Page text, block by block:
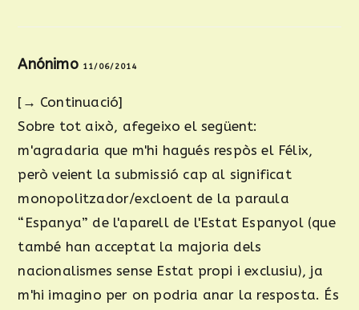
Anónimo 11/06/2014
[→ Continuació]
Sobre tot això, afegeixo el següent:
m'agradaria que m'hi hagués respòs el Félix,
però veient la submissió cap al significat
monopolitzador/excloent de la paraula
“Espanya” de l'aparell de l'Estat Espanyol (que
també han acceptat la majoria dels
nacionalismes sense Estat propi i exclusiu), ja
m'hi imagino per on podria anar la resposta. És